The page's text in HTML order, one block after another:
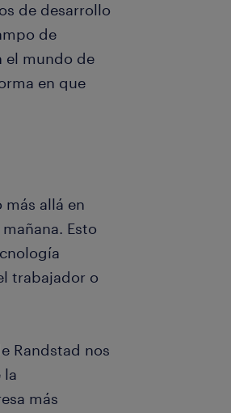
de desarrollo
de
el mundo de
en que
allá en
Esto
trabajador o
Randstad nos
la
más